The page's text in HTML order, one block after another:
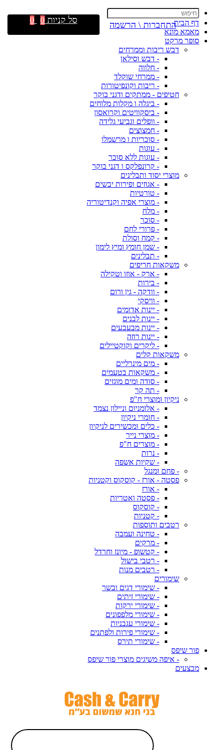
דף הבית
מאמא מונא
סופר מרקט
דבש ריבות וממרחים
- דבש וסילאן
- חלווה
- ממרחי שוקלד
- ריבות וקונפיטורות
חטיפים - ממתקים ודגני בוקר
- ביגלה ו מקלות מלוחים
- ביסקוויטים וקרואסון
- וופלים וגביעי גלידה
- חמצוצים
- סוכריות ו מרשמלו
- עוגות
- עוגות ללא סוכר
- קרונפלקס ו דגני בוקר
מוצרי יסוד ותבלינים
- אגוזים ופירות יבשים
- טורטיות
- מוצרי אפיה וקנדיטוריה
- מלח
- סוכר
- פרורי לחם
- קמח וסולת
- שמן חומץ ומיץ לימון
- תבלינים
משקאות חריפים
- ארק - אוזו וטקילה
- בירות
- וודקה - גין ורום
- וויסקי
- יינות אדומים
- יינות לבנים
- יינות מבעבעים
- יינות רוזה
- ליקרים וקוקטיילים
משקאות קלים
- מים מינרליים
- משקאות בטעמים
- סודה ומים מוגזים
- תה קר
ניקיון ומוצרי ח"פ
- אלומניום וניילון נצמד
- חומרי ניקיון
- כלים ומכשירים לניקיון
- מוצרי נייר
- מוצרים ח"פ
- נרות
- שקיות אשפה
- פחם ומנגל
פסטה - אורז - קוסקוס וקטניות
- אורז
- פסטה ואטריות
- קוסקוס
- קטניות
רטבים ותוספות
- טחינה ועמבה
- מרקים
- קטשופ - מיונז וחרדל
- רטבי בישול
- רטבים מנות
שימורים
- שימורי דגים ובשר
- שימורי זיתים
- שימורי ירקות
- שימורי מלפפונים
- שימורי עגבניות
- שימורי פירות ולפתנים
- שימורי תירס
פור שיפס
- איפה משיגים מוצרי פור שיפס
מבצעים
התחברות \ הרשמה סל קניות 0
0